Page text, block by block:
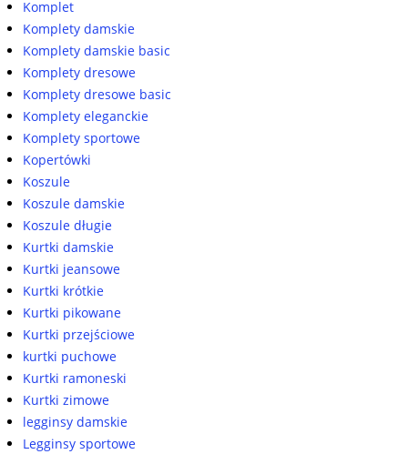
Komplet
Komplety damskie
Komplety damskie basic
Komplety dresowe
Komplety dresowe basic
Komplety eleganckie
Komplety sportowe
Kopertówki
Koszule
Koszule damskie
Koszule długie
Kurtki damskie
Kurtki jeansowe
Kurtki krótkie
Kurtki pikowane
Kurtki przejściowe
kurtki puchowe
Kurtki ramoneski
Kurtki zimowe
legginsy damskie
Legginsy sportowe